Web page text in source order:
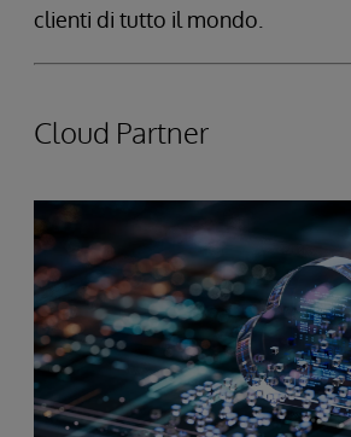
clienti di tutto il mondo.
Cloud Partner